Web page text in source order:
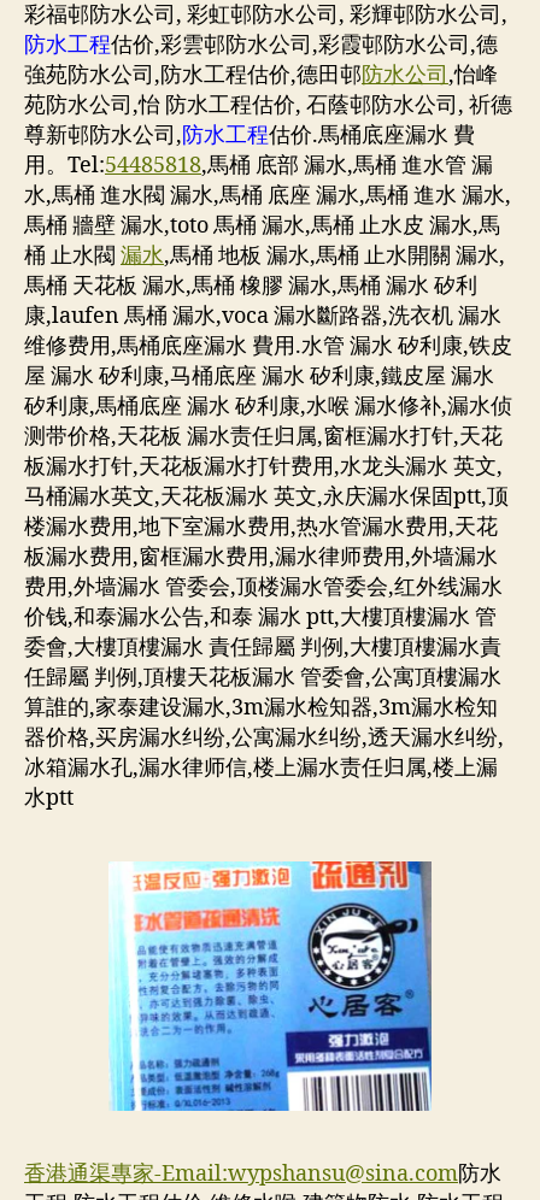
彩福邨防水公司, 彩虹邨防水公司, 彩輝邨防水公司,
防水工程估价,彩雲邨防水公司,彩霞邨防水公司,德
強苑防水公司,防水工程估价,德田邨防水公司 ,怡峰
苑防水公司,怡 防水工程估价, 石蔭邨防水公司, 祈德
尊新邨防水公司,防水工程估价.馬桶底座漏水 費
用。Tel:54485818,馬桶 底部 漏水,馬桶 進水管 漏
水,馬桶 進水閥 漏水,馬桶 底座 漏水,馬桶 進水 漏水,
馬桶 牆壁 漏水,toto 馬桶 漏水,馬桶 止水皮 漏水,馬
桶 止水閥 漏水,馬桶 地板 漏水,馬桶 止水開關 漏水,
馬桶 天花板 漏水,馬桶 橡膠 漏水,馬桶 漏水 矽利
康,laufen 馬桶 漏水,voca 漏水斷路器,洗衣机 漏水
维修费用,馬桶底座漏水 費用.水管 漏水 矽利康,铁皮
屋 漏水 矽利康,马桶底座 漏水 矽利康,鐵皮屋 漏水
矽利康,馬桶底座 漏水 矽利康,水喉 漏水修补,漏水侦
测带价格,天花板 漏水责任归属,窗框漏水打针,天花
板漏水打针,天花板漏水打针费用,水龙头漏水 英文,
马桶漏水英文,天花板漏水 英文,永庆漏水保固ptt,顶
楼漏水费用,地下室漏水费用,热水管漏水费用,天花
板漏水费用,窗框漏水费用,漏水律师费用,外墙漏水
费用,外墙漏水 管委会,顶楼漏水管委会,红外线漏水
价钱,和泰漏水公告,和泰 漏水 ptt,大樓頂樓漏水 管
委會,大樓頂樓漏水 責任歸屬 判例,大樓頂樓漏水責
任歸屬 判例,頂樓天花板漏水 管委會,公寓頂樓漏水
算誰的,家泰建设漏水,3m漏水检知器,3m漏水检知
器价格,买房漏水纠纷,公寓漏水纠纷,透天漏水纠纷,
冰箱漏水孔,漏水律师信,楼上漏水责任归属,楼上漏
水ptt
香港通渠專家-Email:wypshansu@sina.com防水